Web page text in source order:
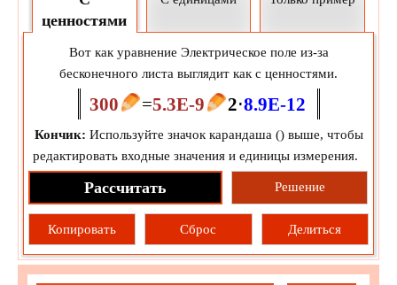
ценностями
Вот как уравнение Электрическое поле из-за
бесконечного листа выглядит как с ценностями.
300 =5.3E-9 2⋅8.9E-12
Кончик: Используйте значок карандаша () выше, чтобы
редактировать входные значения и единицы измерения.
Рассчитать Решение
Копировать Сброс Делиться